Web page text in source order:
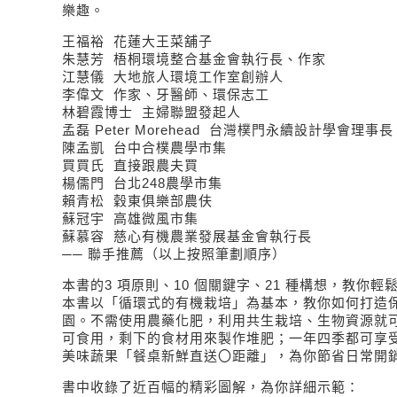
樂趣。
王福裕 花蓮大王菜舖子
朱慧芳 梧桐環境整合基金會執行長、作家
江慧儀 大地旅人環境工作室創辦人
李偉文 作家、牙醫師、環保志工
林碧霞博士 主婦聯盟發起人
孟磊 Peter Morehead 台灣樸門永續設計學會理事長
陳孟凱 台中合樸農學市集
買買氏 直接跟農夫買
楊儒門 台北248農學市集
賴青松 穀東俱樂部農伕
蘇冠宇 高雄微風市集
蘇慕容 慈心有機農業發展基金會執行長
── 聯手推薦（以上按照筆劃順序）
本書的3 項原則、10 個關鍵字、21 種構想，教你輕
本書以「循環式的有機栽培」為基本，教你如何打造
園。不需使用農藥化肥，利用共生栽培、生物資源就
可食用，剩下的食材用來製作堆肥；一年四季都可享
美味蔬果「餐桌新鮮直送〇距離」，為你節省日常開
書中收錄了近百幅的精彩圖解，為你詳細示範：